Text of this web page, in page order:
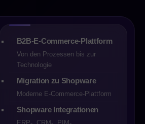
B2B-E-Commerce-Plattform
Von den Prozessen bis zur
Technologie
Migration zu Shopware
Moderne E-Commerce-Plattform
Shopware Integrationen